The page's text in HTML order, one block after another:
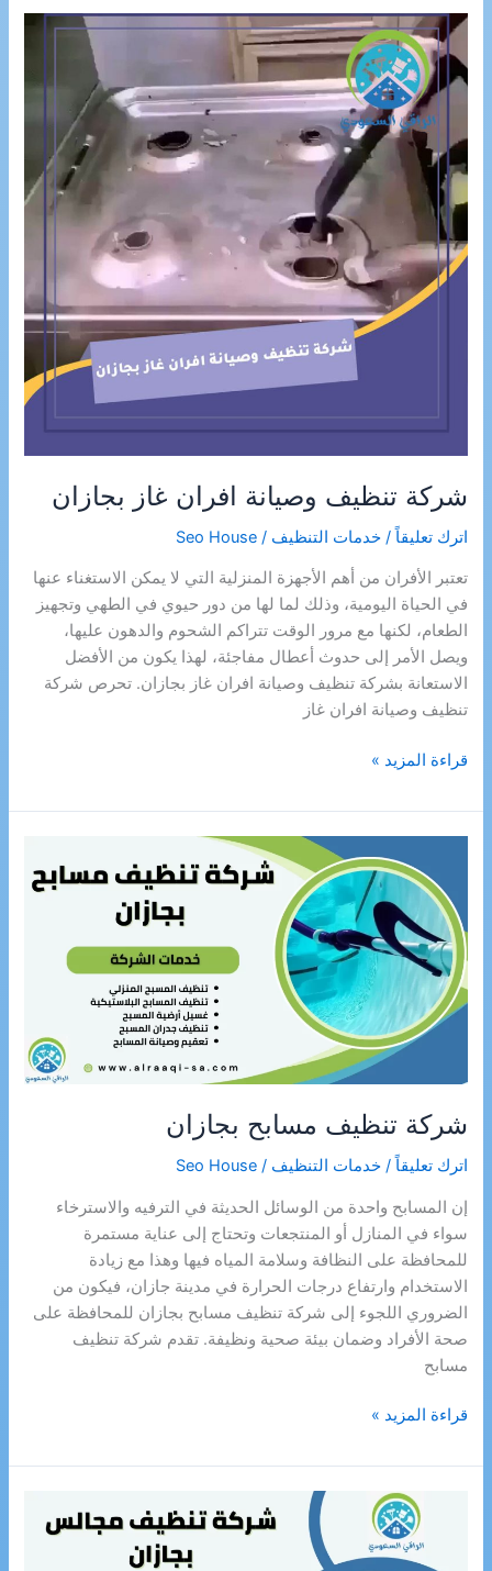
معتمد
من
البلدية
شركة تنظيف وصيانة افران غاز بجازان
اترك تعليقاً /خدمات التنظيف /
Seo House
تعتبر الأفران من أهم الأجهزة المنزلية التي لا يمكن الاستغناء عنها
في الحياة اليومية، وذلك لما لها من دور حيوي في الطهي وتجهيز
الطعام، لكنها مع مرور الوقت تتراكم الشحوم والدهون عليها،
ويصل الأمر إلى حدوث أعطال مفاجئة، لهذا يكون من الأفضل
الاستعانة بشركة تنظيف وصيانة افران غاز بجازان. تحرص شركة
تنظيف وصيانة افران غاز
شركة
وصيانة
افران
بجازان
قراءة المزيد »
شركة تنظيف مسابح بجازان
اترك تعليقاً /خدمات التنظيف /
Seo House
إن المسابح واحدة من الوسائل الحديثة في الترفيه والاسترخاء
سواء في المنازل أو المنتجعات وتحتاج إلى عناية مستمرة
للمحافظة على النظافة وسلامة المياه فيها وهذا مع زيادة
الاستخدام وارتفاع درجات الحرارة في مدينة جازان، فيكون من
الضروري اللجوء إلى شركة تنظيف مسابح بجازان للمحافظة على
صحة الأفراد وضمان بيئة صحية ونظيفة. تقدم شركة تنظيف
مسابح
شركة
مسابح
قراءة المزيد »